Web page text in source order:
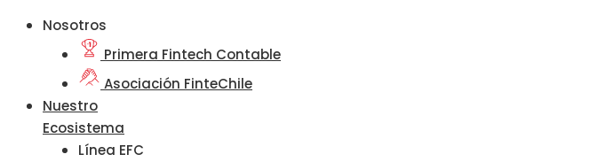
Nosotros
Primera Fintech Contable
Asociación FinteChile
Nuestro
Ecosistema
Línea EFC